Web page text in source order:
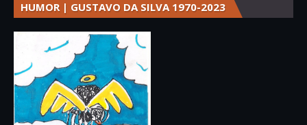
HUMOR | GUSTAVO DA SILVA 1970-2023